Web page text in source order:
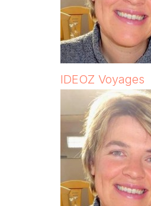
IDEOZ Voyages